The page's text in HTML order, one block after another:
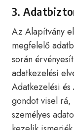
3.
Az Alapítvány
megfelelő
során
adatkezelési
Adatkezelési
gondot visel rá,
személyes